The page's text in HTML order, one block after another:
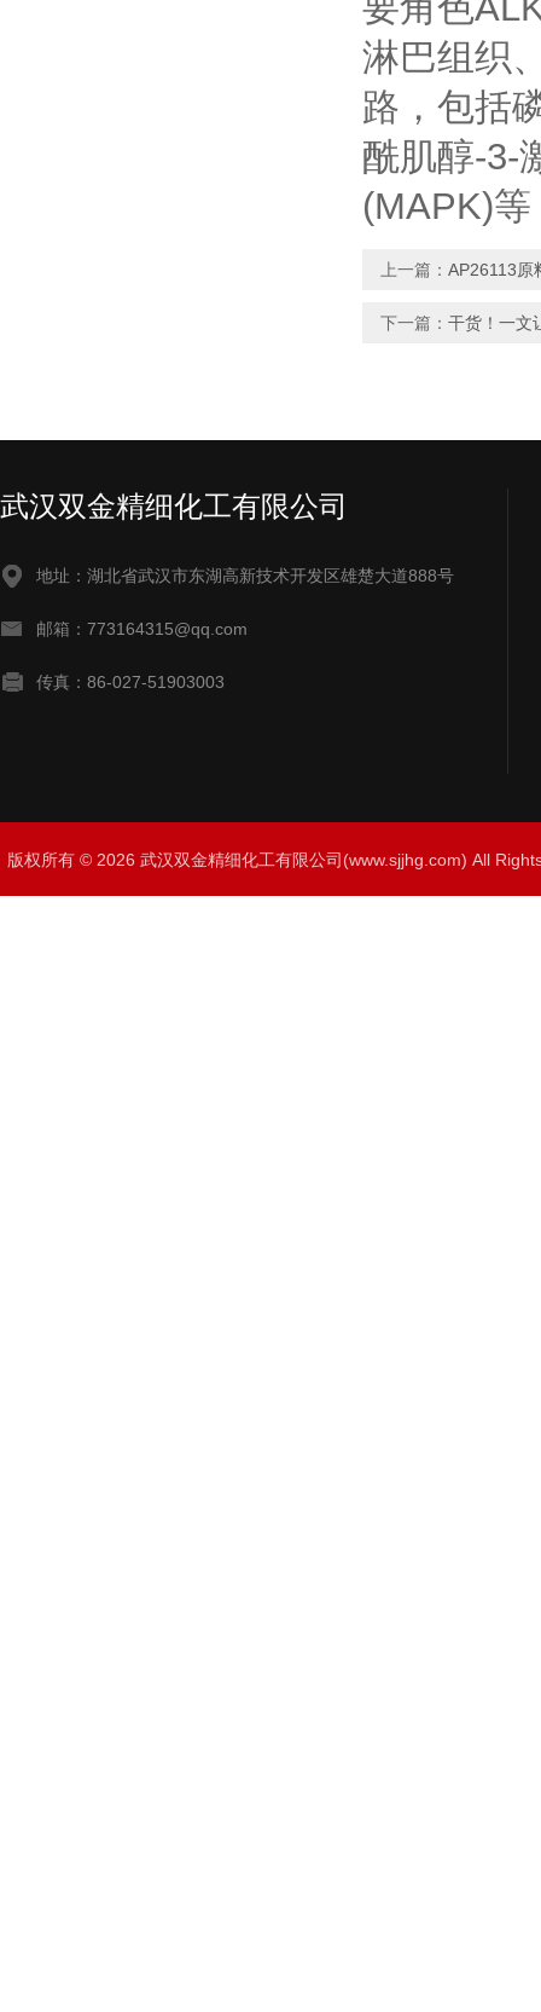
淋巴组织
路，包括
酰肌醇-3-
(MAPK)
上一篇： AP26113原
下一篇： 干货！一文
武汉双金精细化工有限公司
地址：湖北省武汉市东湖高新技术开发区雄楚大道888号
邮箱：773164315@qq.com
传真：86-027-51903003
版权所有 © 2026 武汉双金精细化工有限公司(www.sjjhg.com) All